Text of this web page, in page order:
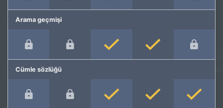
Arama geçmişi
Cümle sözlüğü